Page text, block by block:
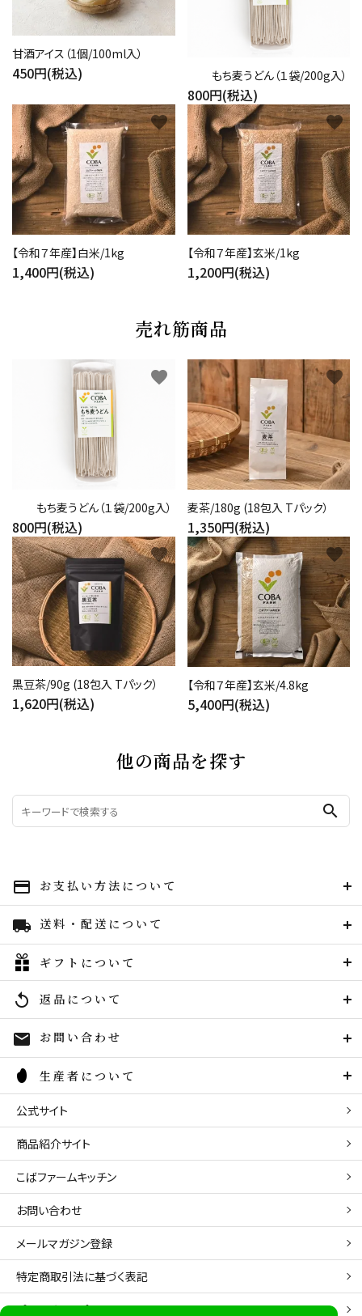
甘酒アイス（1個/100ml入）
450円(税込) もち麦うどん（１袋/200g入）
800円(税込)
【令和７年産】白米/1kg
1,400円(税込)
favorite
【令和７年産】玄米/1kg
1,200円(税込)
favorite
売れ筋商品
もち麦うどん（１袋/200g入）
800円(税込)
favorite
麦茶/180g (18包入 Tパック）
1,350円(税込)
favorite
黒豆茶/90g (18包入 Tパック）
1,620円(税込)
favorite
【令和７年産】玄米/4.8kg
5,400円(税込)
favorite
他の商品を探す
search
payment お支払い方法について
local_shipping 送料・配送について
ギフトについて
replay 返品について
mail お問い合わせ
生産者について
公式サイト
商品紹介サイト
こばファームキッチン
お問い合わせ
メールマガジン登録
特定商取引法に基づく表記
プライバシーポリシー